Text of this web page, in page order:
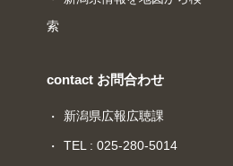
索
contact お問合わせ
新潟県広報広聴課
TEL : 025-280-5014